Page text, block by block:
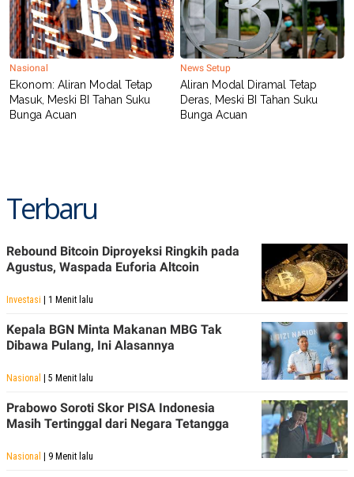
A
P
E
R
V
E
R
T
I
S
I
G
A
SITEMAPPROFILE
USE
PEDOMAN
POLICY
Nasional
Ekonom: Aliran Modal Tetap
Masuk, Meski BI Tahan Suku
Bunga Acuan
News Setup
Aliran Modal Diramal Tetap
Deras, Meski BI Tahan Suku
Bunga Acuan
Terbaru
Rebound Bitcoin Diproyeksi Ringkih pada
Agustus, Waspada Euforia Altcoin
Investasi | 1 Menit lalu
Kepala BGN Minta Makanan MBG Tak
Dibawa Pulang, Ini Alasannya
Nasional | 5 Menit lalu
Prabowo Soroti Skor PISA Indonesia
Masih Tertinggal dari Negara Tetangga
Nasional | 9 Menit lalu